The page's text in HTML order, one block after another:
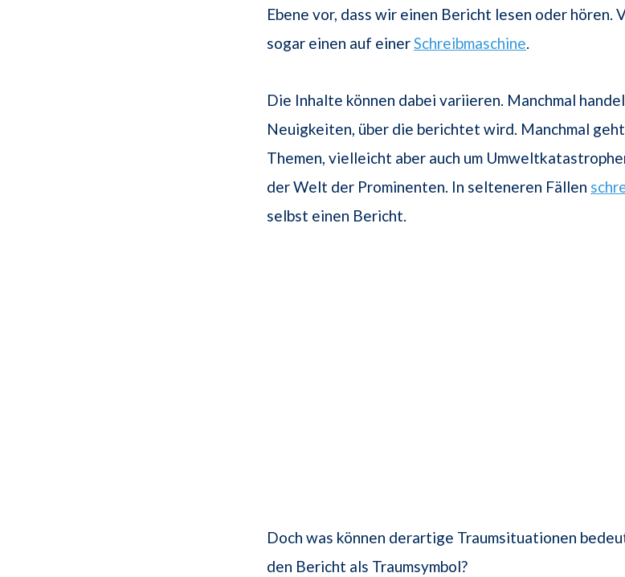
Ebene vor, dass wir einen Bericht lesen oder hören.
sogar einen auf einerSchreibmaschine.
Die Inhalte können dabei variieren. Manchmal
Neuigkeiten, über die berichtet wird. Manchmal
Themen, vielleicht aber auch um
der Welt der Prominenten. In selteneren Fällen
selbst einen Bericht.
Doch was können derartige Traumsituationen
den Bericht als Traumsymbol?